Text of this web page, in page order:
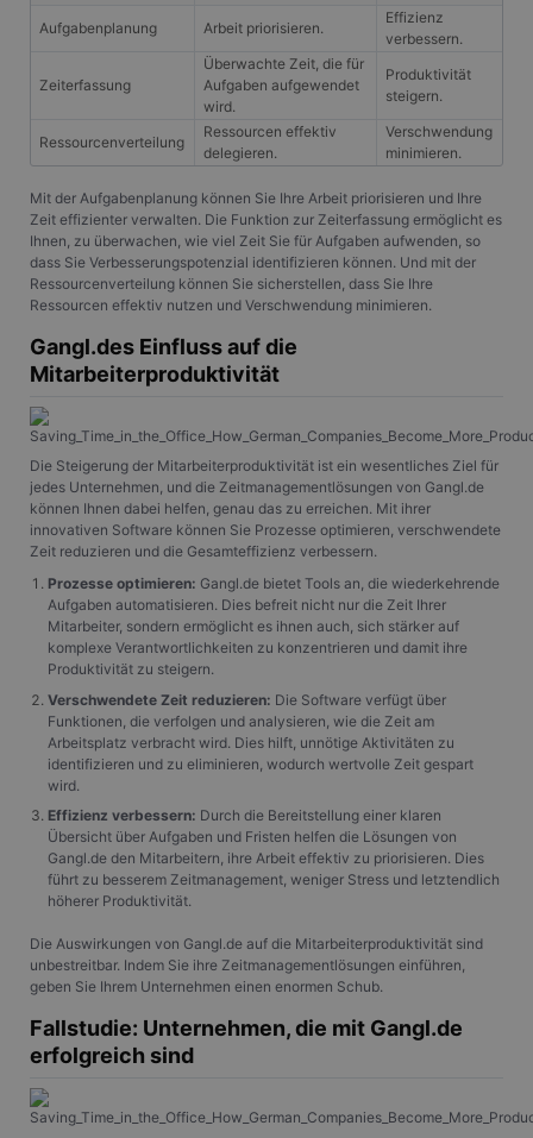
Aufgabenplanung Arbeit priorisieren.
Effizienz
verbessern.
Zeiterfassung
Überwachte Zeit, die für
Aufgaben aufgewendet
wird.
Produktivität
steigern.
Ressourcenverteilung
Ressourcen effektiv
delegieren.
Verschwendung
minimieren.
Mit der Aufgabenplanung können Sie Ihre Arbeit priorisieren und Ihre
Zeit effizienter verwalten. Die Funktion zur Zeiterfassung ermöglicht es
Ihnen, zu überwachen, wie viel Zeit Sie für Aufgaben aufwenden, so
dass Sie Verbesserungspotenzial identifizieren können. Und mit der
Ressourcenverteilung können Sie sicherstellen, dass Sie Ihre
Ressourcen effektiv nutzen und Verschwendung minimieren.
Gangl.des Einfluss auf die
Mitarbeiterproduktivität
Die Steigerung der Mitarbeiterproduktivität ist ein wesentliches Ziel für
jedes Unternehmen, und die Zeitmanagementlösungen von Gangl.de
können Ihnen dabei helfen, genau das zu erreichen. Mit ihrer
innovativen Software können Sie Prozesse optimieren, verschwendete
Zeit reduzieren und die Gesamteffizienz verbessern.
Prozesse optimieren: Gangl.de bietet Tools an, die wiederkehrende
Aufgaben automatisieren. Dies befreit nicht nur die Zeit Ihrer
Mitarbeiter, sondern ermöglicht es ihnen auch, sich stärker auf
komplexe Verantwortlichkeiten zu konzentrieren und damit ihre
Produktivität zu steigern.
Verschwendete Zeit reduzieren: Die Software verfügt über
Funktionen, die verfolgen und analysieren, wie die Zeit am
Arbeitsplatz verbracht wird. Dies hilft, unnötige Aktivitäten zu
identifizieren und zu eliminieren, wodurch wertvolle Zeit gespart
wird.
Effizienz verbessern: Durch die Bereitstellung einer klaren
Übersicht über Aufgaben und Fristen helfen die Lösungen von
Gangl.de den Mitarbeitern, ihre Arbeit effektiv zu priorisieren. Dies
führt zu besserem Zeitmanagement, weniger Stress und letztendlich
höherer Produktivität.
Die Auswirkungen von Gangl.de auf die Mitarbeiterproduktivität sind
unbestreitbar. Indem Sie ihre Zeitmanagementlösungen einführen,
geben Sie Ihrem Unternehmen einen enormen Schub.
Fallstudie: Unternehmen, die mit Gangl.de
erfolgreich sind